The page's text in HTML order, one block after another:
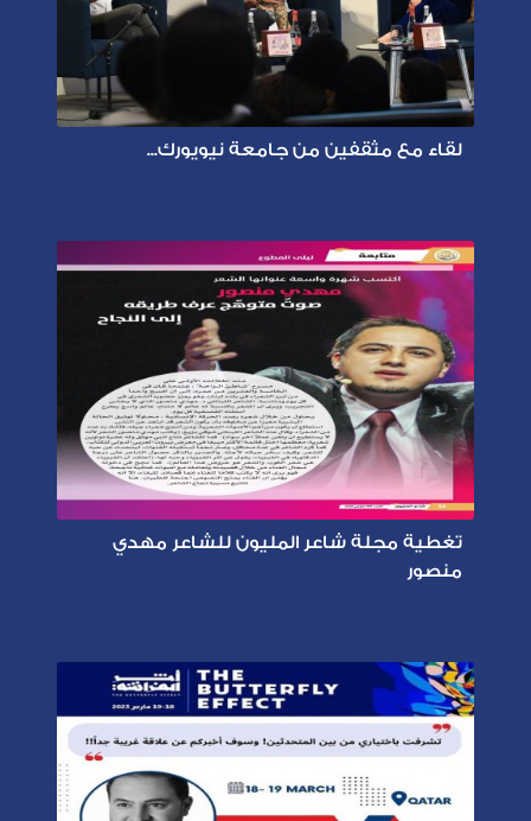
لقاء مع مثقفين من جامعة نيويورك...
تغطية مجلة شاعر المليون للشاعر مهدي
منصور